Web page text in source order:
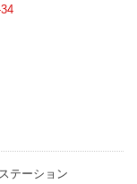
テーション